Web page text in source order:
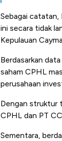
Sebagai catatan,
ini secara tidak
Kepulauan
Berdasarkan
saham CPHL
perusahaan
Dengan struktur
CPHL dan PT
Sementara,